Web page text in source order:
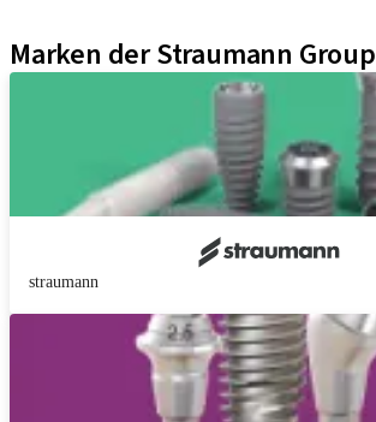
Marken der Straumann Group
straumann